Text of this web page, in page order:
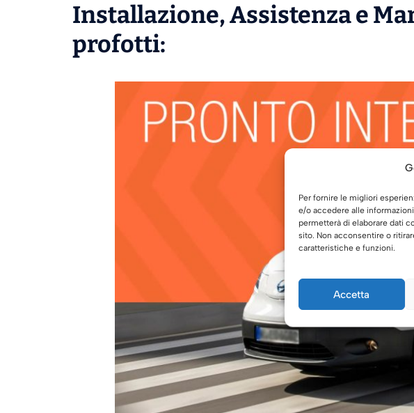
Per fornire le migliori
e/o accedere alle
permetterà di elaborare dati
sito. Non acconsentire o
caratteristiche e funzioni.
Accetta
Installazione,Assistenzae
profotti: